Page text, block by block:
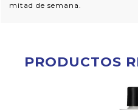
mitad de semana.
PRODUCTOS